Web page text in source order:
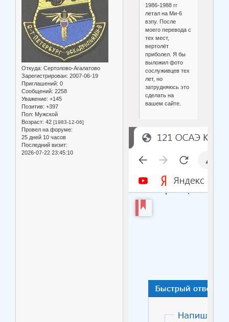
Откуда: Сертолово-Агалатово
Зарегистрирован: 2007-06-19
Приглашений: 0
Сообщений: 2258
Уважение: +145
Позитив: +397
Пол: Мужской
Возраст: 42 [1983-12-06]
Провел на форуме:
25 дней 10 часов
Последний визит:
2026-07-22 23:45:10
1986-1988 гг
летал на Ми-6
взпу. После
моего перевода с
тех мест,
вертолёт
приболел. Я бы
выложил фото
сослуживцев тех
лет, но
затрудняюсь это
сделать на
вашем сайте.